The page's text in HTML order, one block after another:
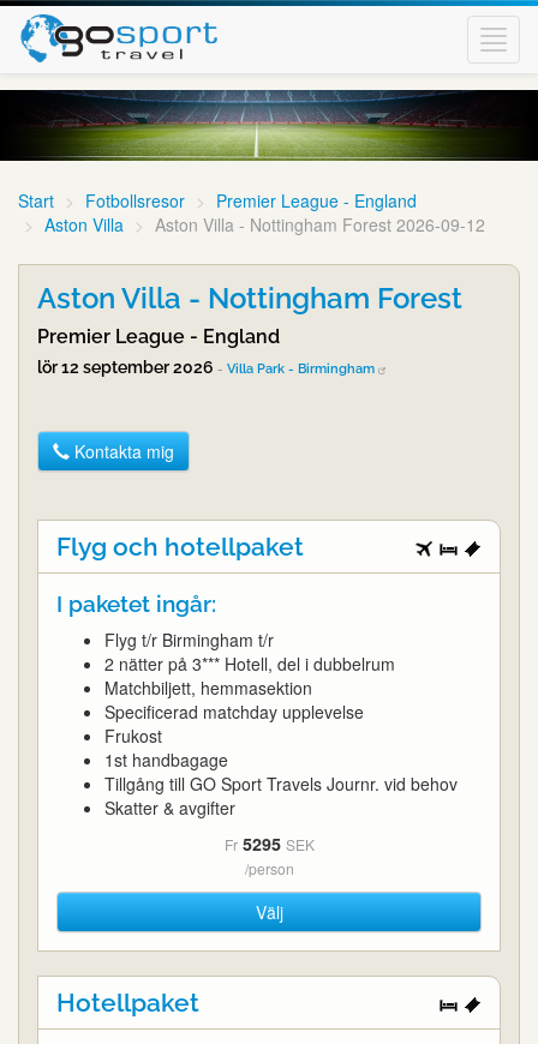
Start Fotbollsresor
Premier League - England
Aston Villa
Aston Villa - Nottingham Forest 2026-09-12
Aston Villa - Nottingham Forest
Premier League - England
lör 12 september 2026 - Villa Park - Birmingham
Kontakta mig
Flyg och hotellpaket
I paketet ingår:
Flyg t/r Birmingham t/r
2 nätter på 3*** Hotell, del i dubbelrum
Matchbiljett, hemmasektion
Specificerad matchday upplevelse
Frukost
1st handbagage
Tillgång till GO Sport Travels Journr. vid behov
Skatter & avgifter
Fr 5295 SEK
/person
Välj
Hotellpaket